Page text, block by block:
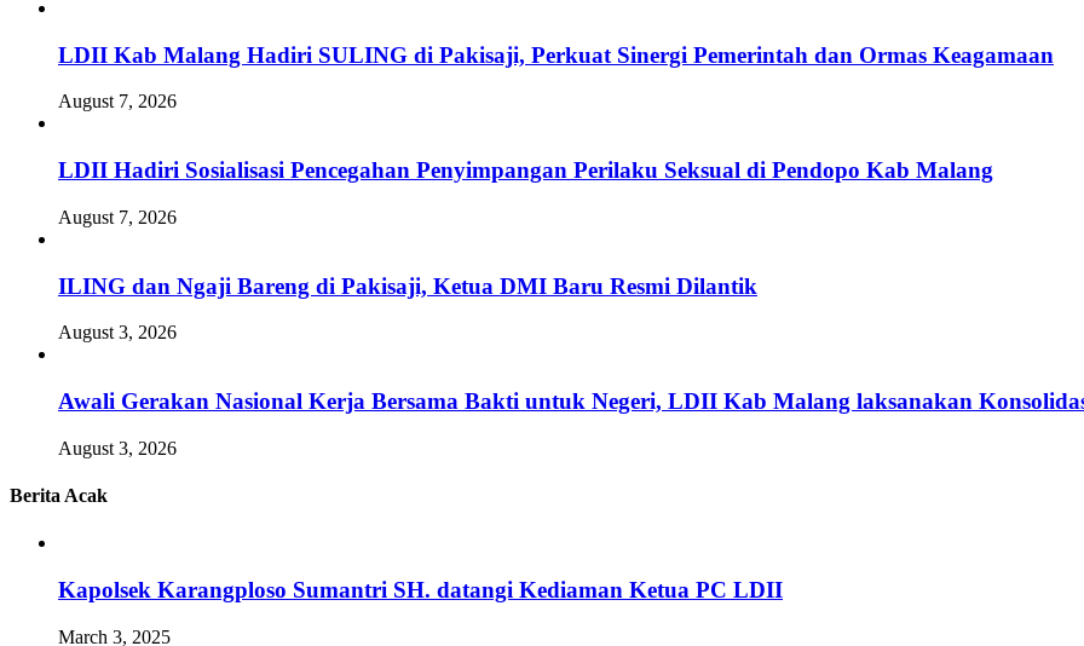
LDII Kab Malang Hadiri SULING di Pakisaji, Perkuat Sinergi Pemerintah dan Ormas Keagamaan
August 7, 2026
LDII Hadiri Sosialisasi Pencegahan Penyimpangan Perilaku Seksual di Pendopo Kab Malang
August 7, 2026
ILING dan Ngaji Bareng di Pakisaji, Ketua DMI Baru Resmi Dilantik
August 3, 2026
Awali Gerakan Nasional Kerja Bersama Bakti untuk Negeri, LDII Kab Malang laksanakan
August 3, 2026
Berita Acak
Kapolsek Karangploso Sumantri SH. datangi Kediaman Ketua PC LDII
March 3, 2025